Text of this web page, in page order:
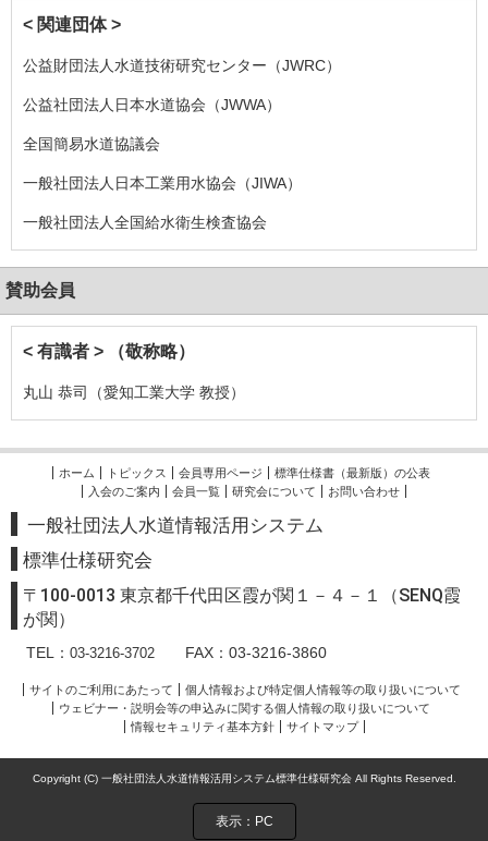
< 関連団体 >
公益財団法人水道技術研究センター（JWRC）
公益社団法人日本水道協会（JWWA）
全国簡易水道協議会
一般社団法人日本工業用水協会（JIWA）
一般社団法人全国給水衛生検査協会
賛助会員
< 有識者 > （敬称略）
丸山 恭司（愛知工業大学 教授）
ホーム トピックス 会員専用ページ
標準仕様書（最新版）の公表
入会のご案内
会員一覧 研究会について お問い合わせ
一般社団法人水道情報活用システム
標準仕様研究会
〒100-0013 東京都千代田区霞が関１－４－１（SENQ霞
が関）
TEL： 03-3216-3702 FAX：03-3216-3860
サイトのご利用にあたって
個人情報および特定個人情報等の取り扱いについて
ウェビナー・説明会等の申込みに関する個人情報の取り扱いについて
情報セキュリティ基本方針
サイトマップ
Copyright (C) 一般社団法人水道情報活用システム標準仕様研究会 All Rights Reserved.
表示：PC